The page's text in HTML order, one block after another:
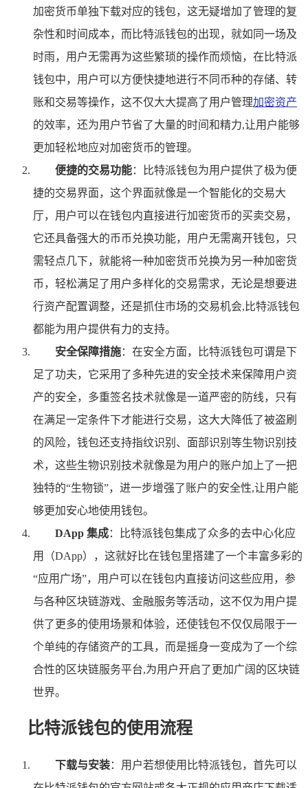
加密货币单独下载对应的钱包，这无疑增加了管理的复
杂性和时间成本，而比特派钱包的出现，就如同一场及
时雨，用户无需再为这些繁琐的操作而烦恼，在比特派
钱包中，用户可以方便快捷地进行不同币种的存储、转
账和交易等操作，这不仅大大提高了用户管理加密资产
的效率，还为用户节省了大量的时间和精力,让用户能够
更加轻松地应对加密货币的管理。
便捷的交易功能：比特派钱包为用户提供了极为便
捷的交易界面，这个界面就像是一个智能化的交易大
厅，用户可以在钱包内直接进行加密货币的买卖交易，
它还具备强大的币币兑换功能，用户无需离开钱包，只
需轻点几下，就能将一种加密货币兑换为另一种加密货
币，轻松满足了用户多样化的交易需求，无论是想要进
行资产配置调整，还是抓住市场的交易机会,比特派钱包
都能为用户提供有力的支持。
安全保障措施：在安全方面，比特派钱包可谓是下
足了功夫，它采用了多种先进的安全技术来保障用户资
产的安全，多重签名技术就像是一道严密的防线，只有
在满足一定条件下才能进行交易，这大大降低了被盗刷
的风险，钱包还支持指纹识别、面部识别等生物识别技
术，这些生物识别技术就像是为用户的账户加上了一把
独特的“生物锁”，进一步增强了账户的安全性,让用户能
够更加安心地使用钱包。
DApp 集成：比特派钱包集成了众多的去中心化应
用（DApp），这就好比在钱包里搭建了一个丰富多彩的
“应用广场”，用户可以在钱包内直接访问这些应用，参
与各种区块链游戏、金融服务等活动，这不仅为用户提
供了更多的使用场景和体验，还使钱包不仅仅局限于一
个单纯的存储资产的工具，而是摇身一变成为了一个综
合性的区块链服务平台,为用户开启了更加广阔的区块链
世界。
比特派钱包的使用流程
下载与安装：用户若想使用比特派钱包，首先可以